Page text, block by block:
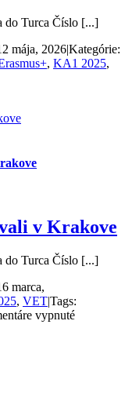
do Turca Číslo [...]
mája, 2026|Kategórie:
, KA1 2025,
v Krakove
do Turca Číslo [...]
marca,
, VET|Tags:
vypnuténa